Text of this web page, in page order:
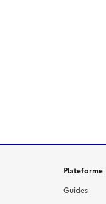
Plateforme
Guides